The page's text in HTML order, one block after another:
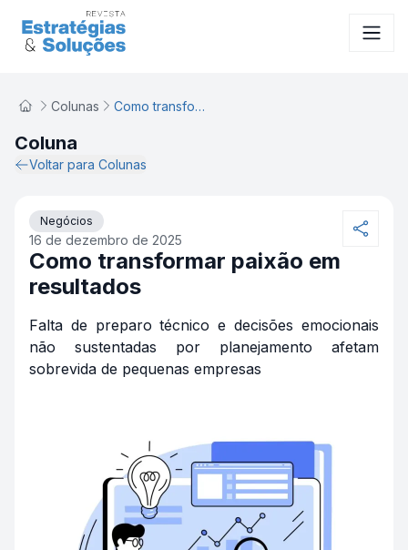
Como transformar paixão em resultados
Colunas Como transformar paixão em resultados
Coluna
Voltar para Colunas
Negócios
16 de dezembro de 2025
Como transformar paixão em
resultados
Falta de preparo técnico e decisões emocionais
não sustentadas por planejamento afetam
sobrevida de pequenas empresas